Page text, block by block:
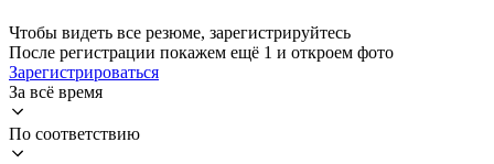
Чтобы видеть все резюме, зарегистрируйтесь
После регистрации покажем ещё 1 и откроем фото
Зарегистрироваться
За всё время
По соответствию